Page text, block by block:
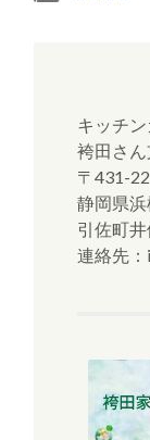
キッチ
袴田さ
〒431-
静岡県
引佐町
連絡先